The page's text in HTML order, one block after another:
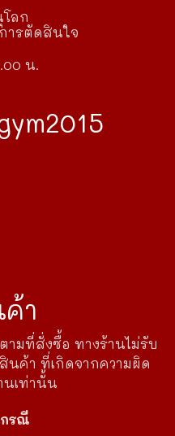
ลก
ารตัดสินใจ
น.
า
มที่สั่งซื้อ ทางร้านไม่รับ
ค้า ที่เกิดจากความผิด
นเท่านั้น
รณี